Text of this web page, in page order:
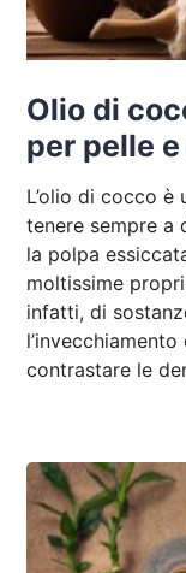
Olio di
per pelle
L’olio di cocco
tenere sempre a
la polpa
moltissime
infatti, di
contrastare le